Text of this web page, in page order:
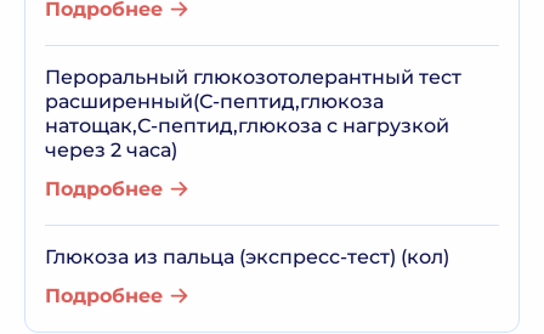
Подробнее
Пероральный глюкозотолерантный тест
расширенный(С-пептид,глюкоза
натощак,С-пептид,глюкоза с нагрузкой
через 2 часа)
Подробнее
Глюкоза из пальца (экспресс-тест) (кол)
Подробнее